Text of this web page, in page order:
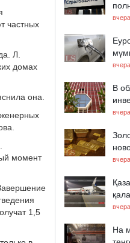
частных
Л.
домах
она.
момент
1,5
вчера
вчера
В
вчера
вчера
вчера
На